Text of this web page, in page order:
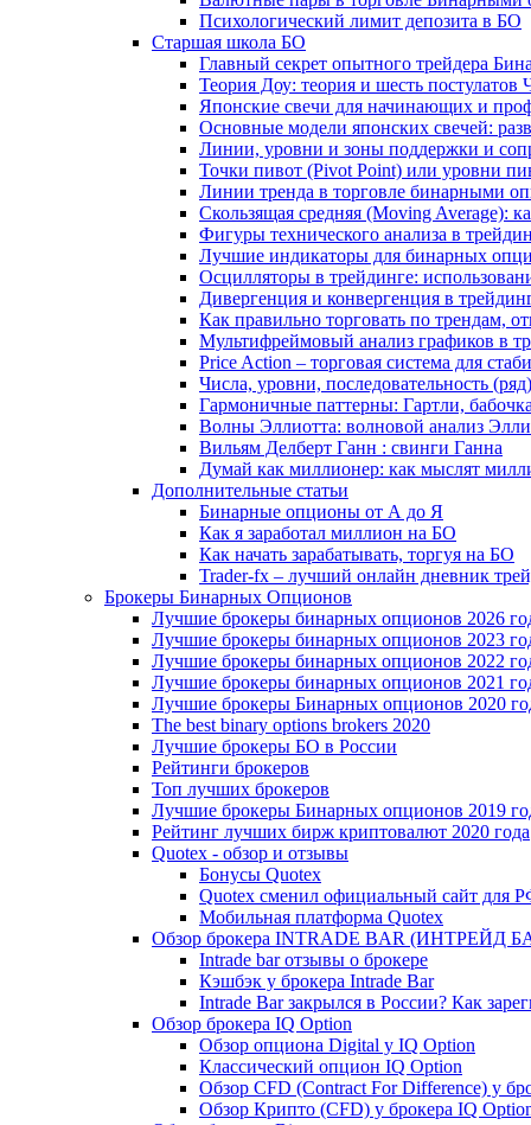
Психологический лимит депозита в БО
Старшая школа БО
Главный секрет опытного трейдера
Теория Доу: теория и шесть
Японские свечи для начинающих и
Основные модели японских свечей:
Линии, уровни и зоны поддержки и
Точки пивот (Pivot Point) или уровни
Линии тренда в торговле бинарными
Скользящая средняя (Moving Average):
Фигуры технического анализа в
Лучшие индикаторы для бинарных
Осцилляторы в трейдинге:
Дивергенция и конвергенция в
Как правильно торговать по трендам,
Мультифреймовый анализ графиков в
Price Action – торговая система для
Числа, уровни, последовательность
Гармоничные паттерны: Гартли,
Волны Эллиотта: волновой анализ
Вильям Делберт Ганн : свинги Ганна
Думай как миллионер: как мыслят
Дополнительные статьи
Бинарные опционы от А до Я
Как я заработал миллион на БО
Как начать зарабатывать, торгуя на БО
Trader-fx – лучший онлайн дневник
Брокеры Бинарных Опционов
Лучшие брокеры бинарных опционов 2026
Лучшие брокеры бинарных опционов 2023
Лучшие брокеры бинарных опционов 2022
Лучшие брокеры бинарных опционов 2021
Лучшие брокеры Бинарных опционов 2020
The best binary options brokers 2020
Лучшие брокеры БО в России
Рейтинги брокеров
Топ лучших брокеров
Лучшие брокеры Бинарных опционов 2019
Рейтинг лучших бирж криптовалют 2020 года
Quotex - обзор и отзывы
Бонусы Quotex
Quotex сменил официальный сайт для
Мобильная платформа Quotex
Обзор брокера INTRADE BAR (ИНТРЕЙД
Intrade bar отзывы о брокере
Кэшбэк у брокера Intrade Bar
Intrade Bar закрылся в России? Как
Обзор брокера IQ Option
Обзор опциона Digital у IQ Option
Классический опцион IQ Option
Обзор CFD (Contract For Difference) у
Обзор Крипто (CFD) у брокера IQ